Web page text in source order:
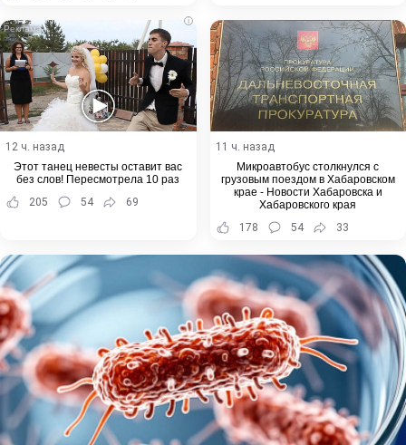
i
12 ч. назад
Этот танец невесты оставит вас
без слов! Пересмотрела 10 раз
205
54 69
11 ч. назад
Микроавтобус столкнулся с
грузовым поездом в Хабаровском
крае - Новости Хабаровска и
Хабаровского края
178
54 33